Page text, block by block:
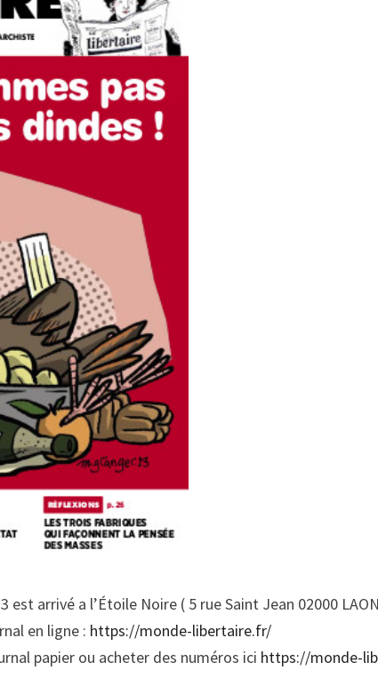
arrivé a l’Étoile Noire ( 5 rue Saint Jean 02000
en ligne : https://monde-libertaire.fr/
papier ou acheter des numéros ici https://monde-